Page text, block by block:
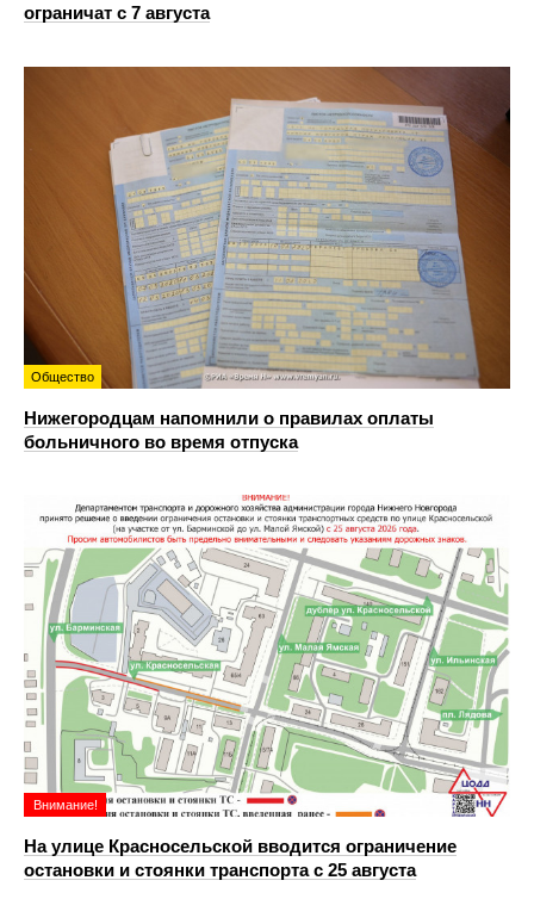
ограничат с 7 августа
Общество
Нижегородцам напомнили о правилах оплаты
больничного во время отпуска
Внимание!
На улице Красносельской вводится ограничение
остановки и стоянки транспорта с 25 августа